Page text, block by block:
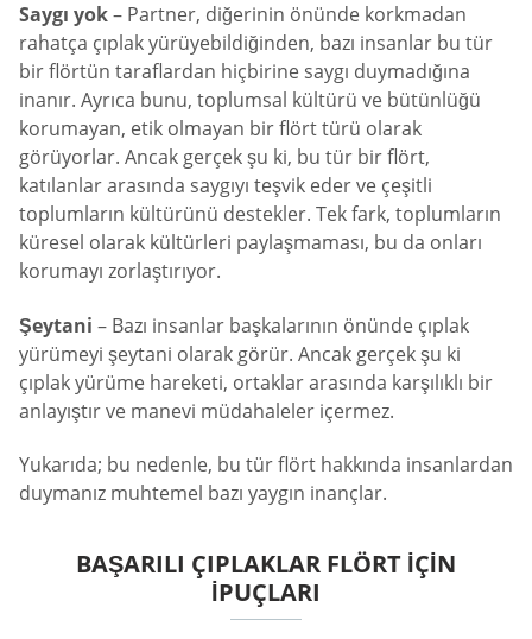
Saygı yok– Partner, diğerinin önünde korkmadan
rahatça çıplak yürüyebildiğinden, bazı insanlar bu tür
bir flörtün taraflardan hiçbirine saygı duymadığına
inanır. Ayrıca bunu, toplumsal kültürü ve bütünlüğü
korumayan, etik olmayan bir flört türü olarak
görüyorlar. Ancak gerçek şu ki, bu tür bir flört,
katılanlar arasında saygıyı teşvik eder ve çeşitli
toplumların kültürünü destekler. Tek fark, toplumların
küresel olarak kültürleri paylaşmaması, bu da onları
korumayı zorlaştırıyor.
Şeytani – Bazı insanlar başkalarının önünde çıplak
yürümeyi şeytani olarak görür. Ancak gerçek şu ki
çıplak yürüme hareketi, ortaklar arasında karşılıklı bir
anlayıştır ve manevi müdahaleler içermez.
Yukarıda; bu nedenle, bu tür flört hakkında insanlardan
duymanız muhtemel bazı yaygın inançlar.
BAŞARILI ÇIPLAKLAR FLÖRT IÇIN
İPUÇLARI